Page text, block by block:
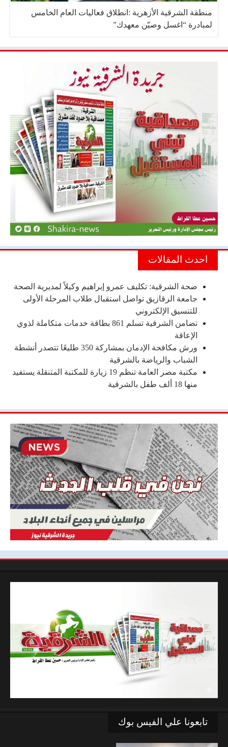
منطقة الشرقية الأزهرية :انطلاق فعاليات العام الخامس
لمبادرة “اغسل وصيّن معهدك”
احدث المقالات
صحة الشرقية: تكليف عمرو إبراهيم وكيلاً لمديرية الصحة
جامعة الزقازيق تواصل استقبال طلاب المرحلة الأولى
للتنسيق الإلكتروني
تضامن الشرقية تسلم 861 بطاقة خدمات متكاملة لذوي
الإعاقة
ورش مكافحة الإدمان بمشاركة 350 طليعًا تتصدر أنشطة
الشباب والرياضة بالشرقية
مكتبة مصر العامة تنظم 19 زيارة للمكتبة المتنقلة يستفيد
منها 18 ألف طفل بالشرقية
تابعونا علي الفيس بوك